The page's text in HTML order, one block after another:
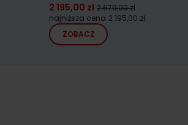
2 195,00 zł 2 679,00 zł
najniższa cena 2 195,00 zł
ZOBACZ